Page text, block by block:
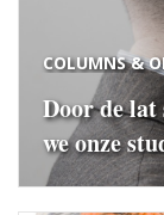
COLUMNS &
Door de lat
we onze